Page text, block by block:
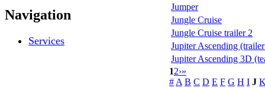
Navigation
Services
Jumper
Jungle Cruise
Jungle Cruise trailer 2
Jupiter Ascending
Jupiter Ascending 3D
12›»
# A B C D E F G H I J